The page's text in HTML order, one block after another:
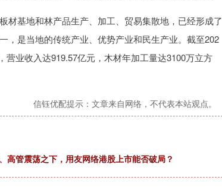
材基地和林产品生产、加工、贸易集散地，已经形成了
，是当地的传统产业、优势产业和民生产业。截至202
业收入达919.57亿元，木材年加工量达3100万立方
信钰优配提示：文章来自网络，不代表本站观点。
高管震荡之下，用友网络港股上市能否破局？